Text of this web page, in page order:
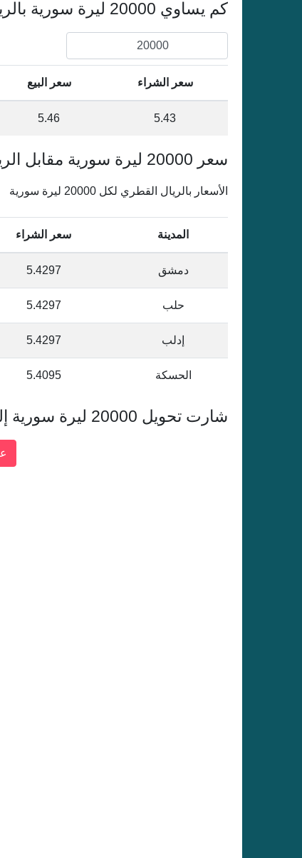
كم يساوي 20000 ليرة سورية بالريال القطري
سعر الشراء سعر البيع
5.43
5.46
سعر 20000 ليرة سورية مقابل الريال القطري في سورية
الأسعار بالريال القطري لكل 20000 ليرة سورية
المدينة سعر الشراء
دمشق 5.4297
حلب 5.4297
إدلب 5.4297
الحسكة 5.4095
شارت تحويل 20000 ليرة سورية إلى الريال القطري